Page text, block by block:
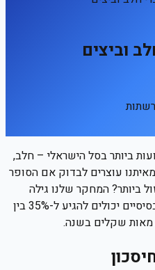
וביצים
ביותר בסל הישראלי – חלב,
מאיתנו עוצרים לבדוק אם הסופר
ביותר? המחקר שלנו גילה
שהפרשי המחירים על מוצרי חלב בסיסיים יכולים להגיע ל-35% בין
שקלים בשנה.